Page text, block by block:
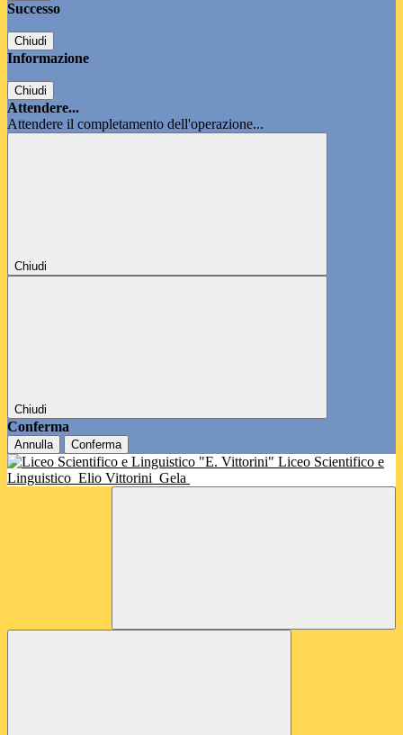
Successo
Chiudi
Informazione
Chiudi
Attendere...
Attendere il completamento dell'operazione...
Chiudi
Chiudi
Conferma
Annulla Conferma
Liceo Scientifico e
Linguistico Elio Vittorini Gela